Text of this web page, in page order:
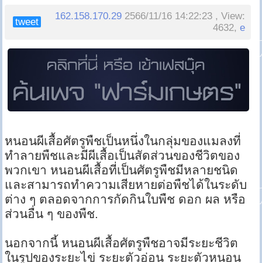
tweet
162.158.170.29 2566/11/16 14:22:23 , View:
4632,e
หนอนผีเสื้อศัตรูพืชเป็นหนึ่งในกลุ่มของแมลงที่
ทำลายพืชและมีผีเสื้อเป็นสัดส่วนของชีวิตของ
พวกเขา หนอนผีเสื้อที่เป็นศัตรูพืชมีหลายชนิด
และสามารถทำความเสียหายต่อพืชได้ในระดับ
ต่าง ๆ ตลอดจากการกัดกินใบพืช ดอก ผล หรือ
ส่วนอื่น ๆ ของพืช.
นอกจากนี้ หนอนผีเสื้อศัตรูพืชอาจมีระยะชีวิต
ในรูปของระยะไข่ ระยะตัวอ่อน ระยะตัวหนอน